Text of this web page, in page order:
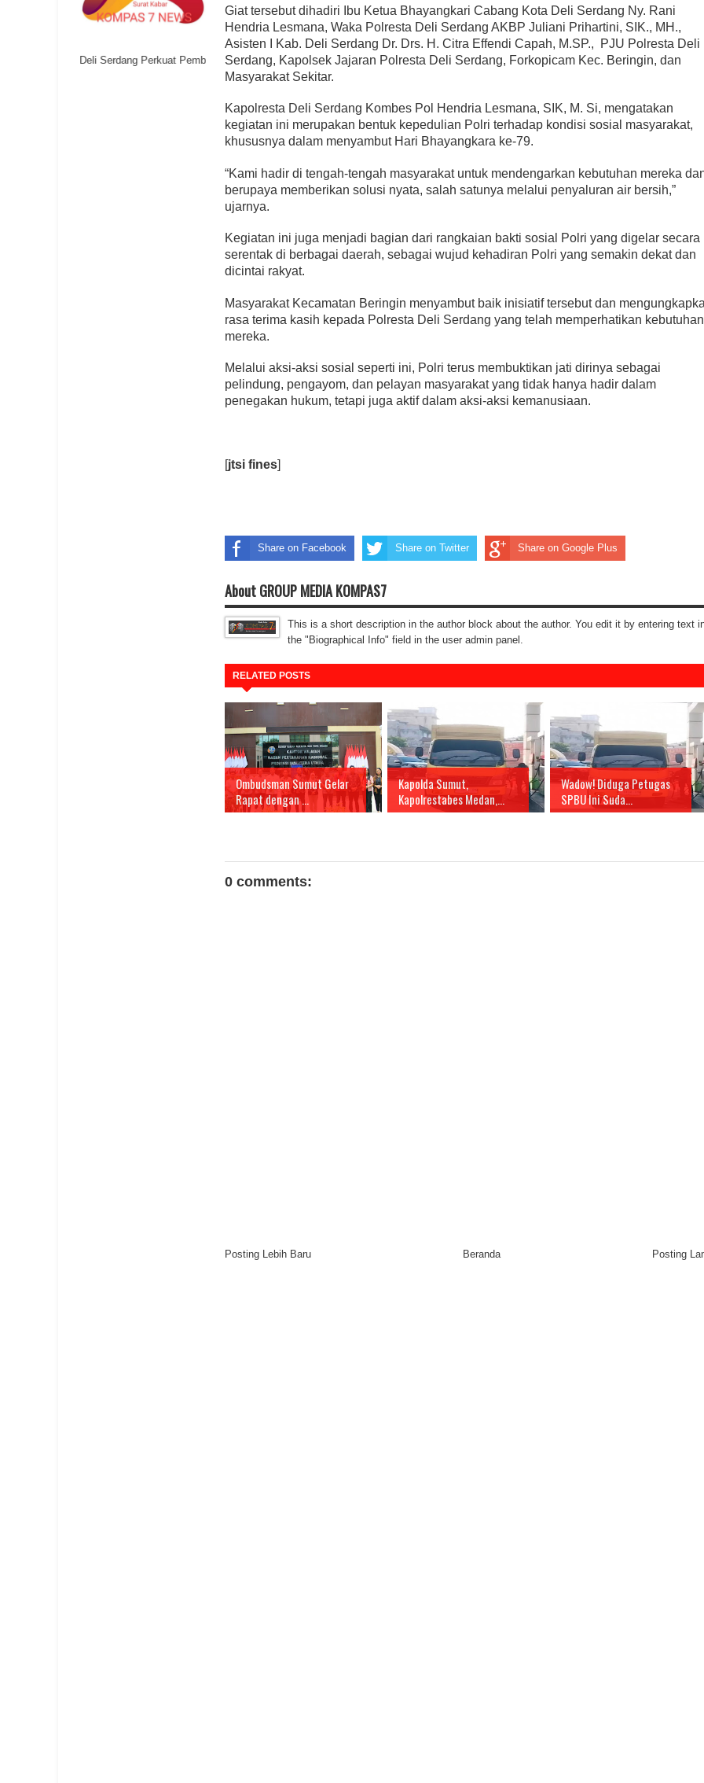
Polresta Deli Serdang Perkuat Pembinaan Pelajar untuk Cegah Keterlibatan dalam Aksi Geng Motor Ombudsman Sumut Gelar Rapat dengan Kanwil
Giat tersebut dihadiri Ibu Ketua Bhayangkari Cabang Kota Deli Serdang Ny. Rani
Hendria Lesmana, Waka Polresta Deli Serdang AKBP Juliani Prihartini, SIK., MH.,
Asisten I Kab. Deli Serdang Dr. Drs. H. Citra Effendi Capah, M.SP., PJU Polresta Deli
Serdang, Kapolsek Jajaran Polresta Deli Serdang, Forkopicam Kec. Beringin, dan
Masyarakat Sekitar.
Kapolresta Deli Serdang Kombes Pol Hendria Lesmana, SIK, M. Si, mengatakan
kegiatan ini merupakan bentuk kepedulian Polri terhadap kondisi sosial masyarakat,
khususnya dalam menyambut Hari Bhayangkara ke-79.
“Kami hadir di tengah-tengah masyarakat untuk mendengarkan kebutuhan mereka
berupaya memberikan solusi nyata, salah satunya melalui penyaluran air bersih,”
ujarnya.
Kegiatan ini juga menjadi bagian dari rangkaian bakti sosial Polri yang digelar secara
serentak di berbagai daerah, sebagai wujud kehadiran Polri yang semakin dekat dan
dicintai rakyat.
Masyarakat Kecamatan Beringin menyambut baik inisiatif tersebut dan
rasa terima kasih kepada Polresta Deli Serdang yang telah memperhatikan kebutuhan
mereka.
Melalui aksi-aksi sosial seperti ini, Polri terus membuktikan jati dirinya sebagai
pelindung, pengayom, dan pelayan masyarakat yang tidak hanya hadir dalam
penegakan hukum, tetapi juga aktif dalam aksi-aksi kemanusiaan.
[jtsi fines]
Share on Facebook Share on Twitter Share on Google Plus
About GROUP MEDIA KOMPAS7
This is a short description in the author block about the author. You edit it by entering text
the "Biographical Info" field in the user admin panel.
RELATED POSTS
Ombudsman Sumut Gelar
Rapat dengan ...
Kapolda Sumut,
Kapolrestabes Medan,...
Wadow! Diduga Petugas
SPBU Ini Suda...
0 comments:
Posting Lebih Baru Posting
Beranda